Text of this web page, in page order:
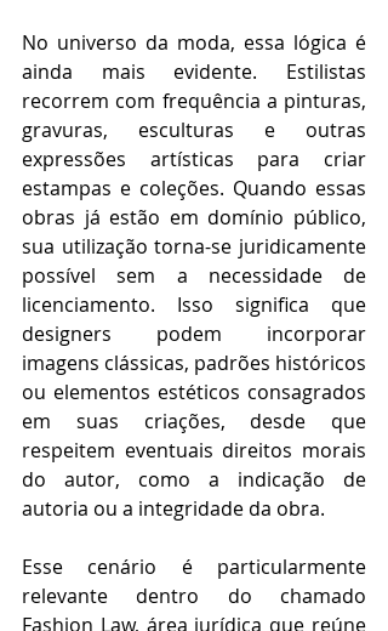
No universo da moda, essa lógica é
ainda mais evidente. Estilistas
recorrem com frequência a pinturas,
gravuras, esculturas e outras
expressões artísticas para criar
estampas e coleções. Quando essas
obras já estão em domínio público,
sua utilização torna-se juridicamente
possível sem a necessidade de
licenciamento. Isso significa que
designers podem incorporar
imagens clássicas, padrões históricos
ou elementos estéticos consagrados
em suas criações, desde que
respeitem eventuais direitos morais
do autor, como a indicação de
autoria ou a integridade da obra.
Esse cenário é particularmente
relevante dentro do chamado
Fashion Law, área jurídica que reúne